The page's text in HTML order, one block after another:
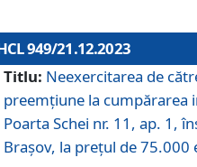
949/21.12.2023
Titlu: Neexercitarea de
preemțiune la cumpărarea
Poarta Schei nr. 11, ap. 1,
Brașov, la prețul de 75.000